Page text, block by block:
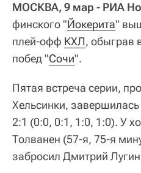
МОСКВА, 9 мар - РИА
финского "Йокерита"
плей-офф КХЛ, обыграв
побед "Сочи".
Пятая встреча серии,
Хельсинки,
2:1 (0:0, 0:1, 1:0, 1:0). У
Толванен (57-я, 75-я
забросил Дмитрий